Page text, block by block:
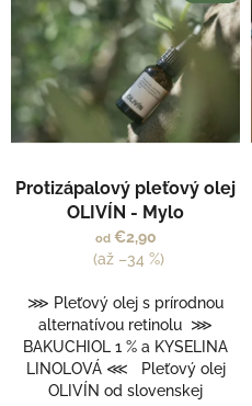
k
v
s
p
d
u
Protizápalový pleťový olej
OLIVÍN - Mylo
od€2,90
(až –34 %)
⋙ Pleťový olej s prírodnou
alternatívou retinolu ⋙
BAKUCHIOL 1 % a KYSELINA
LINOLOVÁ ⋘ Pleťový olej
OLIVÍN od slovenskej